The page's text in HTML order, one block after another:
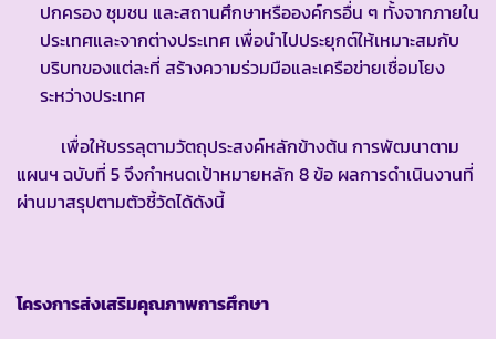
ปกครอง ชุมชน และสถานศึกษาหรือองค์กรอื่น ๆ ทั้งจากภายใน
ประเทศและจากต่างประเทศ เพื่อนำไปประยุกต์ให้เหมาะสมกับ
บริบทของแต่ละที่ สร้างความร่วมมือและเครือข่ายเชื่อมโยง
ระหว่างประเทศ
เพื่อให้บรรลุตามวัตถุประสงค์หลักข้างต้น การพัฒนาตาม
แผนฯ ฉบับที่ 5 จึงกำหนดเป้าหมายหลัก 8 ข้อ ผลการดำเนินงานที่
ผ่านมาสรุปตามตัวชี้วัดได้ดังนี้
โครงการส่งเสริมคุณภาพการศึกษา